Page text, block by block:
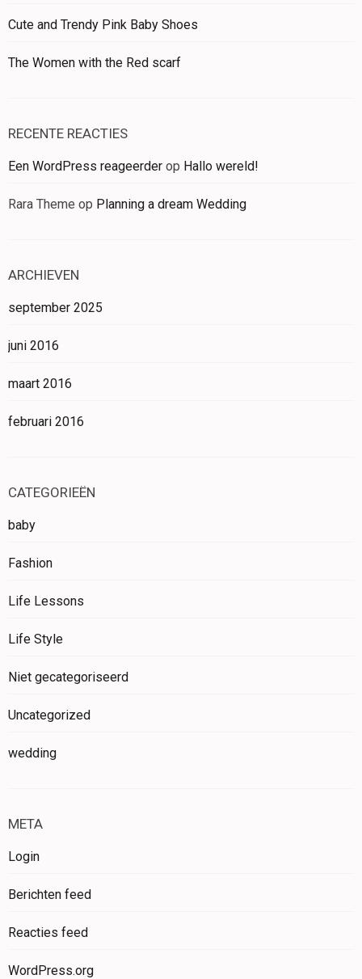
Cute and Trendy Pink Baby Shoes
The Women with the Red scarf
RECENTE REACTIES
Een WordPress reageerder op Hallo wereld!
Rara Theme op Planning a dream Wedding
ARCHIEVEN
september 2025
juni 2016
maart 2016
februari 2016
CATEGORIEËN
baby
Fashion
Life Lessons
Life Style
Niet gecategoriseerd
Uncategorized
wedding
META
Login
Berichten feed
Reacties feed
WordPress.org